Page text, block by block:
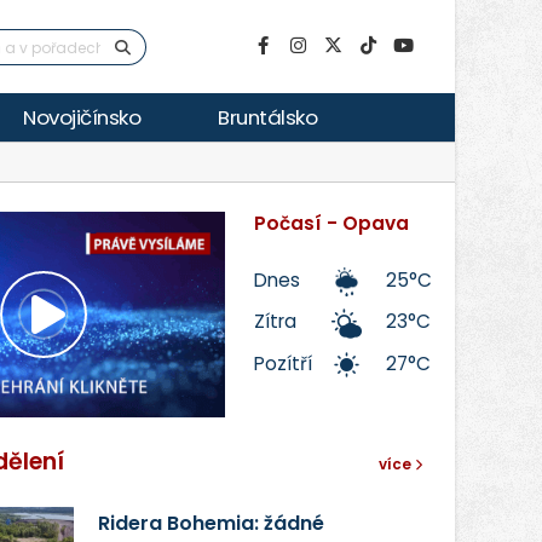
Novojičínsko Bruntálsko
Přehrát
video
Počasí - Opava
Dnes
25°C
Zítra
23°C
Pozítří
27°C
více
Ridera Bohemia: žádné